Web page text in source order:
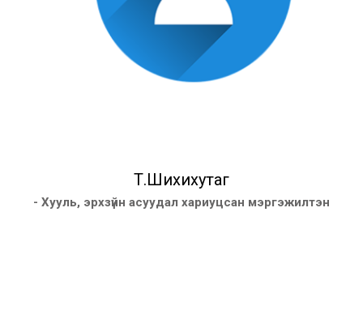
Т.Шихихутаг
- Хууль, эрхзүйн асуудал хариуцсан мэргэжилтэн